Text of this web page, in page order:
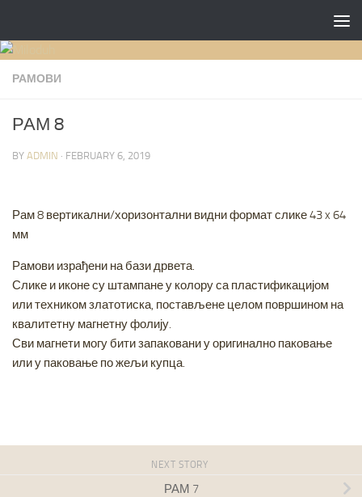
РАМОВИ
РАМ 8
BY ADMIN · FEBRUARY 6, 2019
Рам 8 вертикални/хоризонтални видни формат слике 43 x 64
мм
Рамови израђени на бази дрвета.
Слике и иконе су штампане у колору са пластификацијом
или техником златотиска, постављене целом површином на
квалитетну магнетну фолију.
Сви магнети могу бити запаковани у оригинално паковање
или у паковање по жељи купца.
NEXT STORY
РАМ 7